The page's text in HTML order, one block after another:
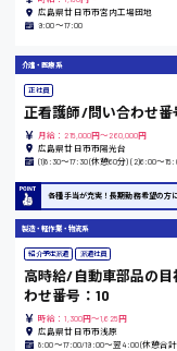
三原市
福山市
福岡県
時給1000円～
広島県廿日市市宮内工場団地
9:00〜17:00
介護・医療系
正社員
正看護師/問い合わせ番
月給：215,000円～260,000円
広島県廿日市市陽光台
(1)8:30〜17:30(休憩60分) (2)6:00〜
各種手当が充実！長期勤務希望の方
製造・軽作業・物流系
紹介予定派遣 派遣社員
高時給/自動車部品の
わせ番号：10
時給：1,300円～1,625円
広島県廿日市市浅原
8:00〜17:00/19:00〜翌4:00(休憩合